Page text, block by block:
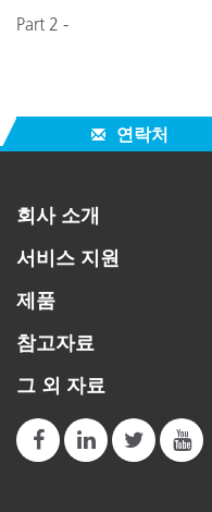
Part 2 -
연락처
회사 소개
서비스 지원
제품
참고자료
그 외 자료